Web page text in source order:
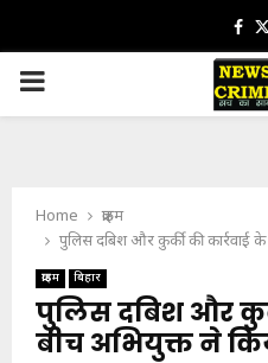
PRIMARY
Home
क्राइम
पुलिस दबिश और कुर्की की कार्रवाई
क्राइम बिहार
पुलिस दबिश और
बीच अभियुक्त ने